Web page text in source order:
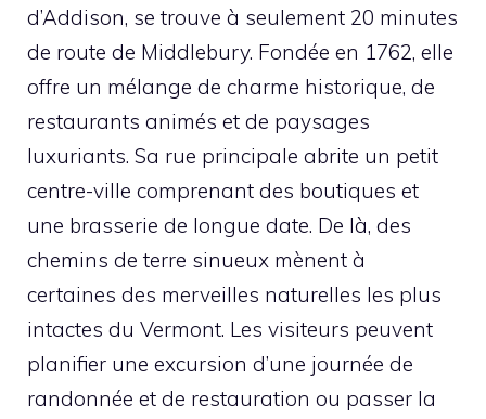
d’Addison, se trouve à seulement 20 minutes
de route de Middlebury. Fondée en 1762, elle
offre un mélange de charme historique, de
restaurants animés et de paysages
luxuriants. Sa rue principale abrite un petit
centre-ville comprenant des boutiques et
une brasserie de longue date. De là, des
chemins de terre sinueux mènent à
certaines des merveilles naturelles les plus
intactes du Vermont. Les visiteurs peuvent
planifier une excursion d’une journée de
randonnée et de restauration ou passer la